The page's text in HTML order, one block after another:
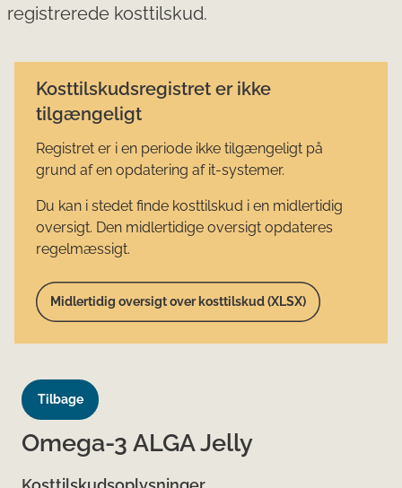
registrerede kosttilskud.
Kosttilskudsregistret er ikke
tilgængeligt
Registret er i en periode ikke tilgængeligt på
grund af en opdatering af it-systemer.
Du kan i stedet finde kosttilskud i en midlertidig
oversigt. Den midlertidige oversigt opdateres
regelmæssigt.
Midlertidig oversigt over kosttilskud (XLSX)
Tilbage
Omega-3 ALGA Jelly